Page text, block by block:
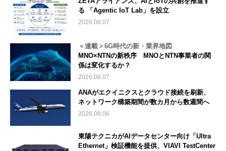
る 「Agentic IoT Lab」を設立
2026.08.07
＜連載＞6G時代の新・業界地図
MNO×NTNの新秩序 MNOとNTN事業者の関
係は変化するか？
2026.08.07
ANAがエクイニクスとクラウド接続を刷新、
ネットワーク構築期間が数カ月から数週間へ
2026.08.06
東陽テクニカがAIデータセンター向け「Ultra
Ethernet」検証機能を提供、VIAVI TestCenter